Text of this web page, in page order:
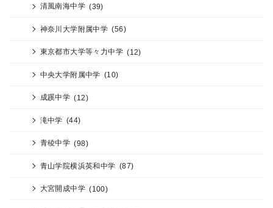
清風南海中学 (39)
神奈川大学附属中学 (56)
東京都市大学等々力中学 (12)
中央大学附属中学 (10)
成蹊中学 (12)
滝中学 (44)
青稜中学 (98)
青山学院横浜英和中学 (87)
大宮開成中学 (100)